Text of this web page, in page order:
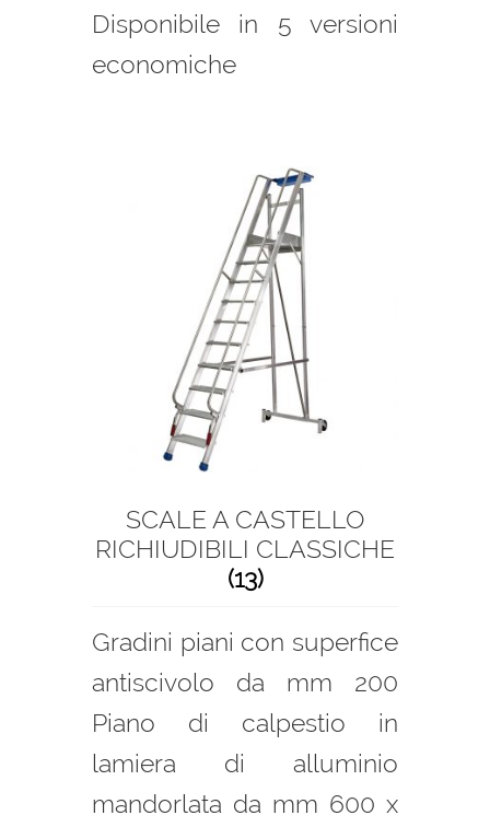
Disponibile in 5 versioni
economiche
SCALE A CASTELLO
RICHIUDIBILI CLASSICHE
(13)
Gradini piani con superfice
antiscivolo da mm 200
Piano di calpestio in
lamiera di alluminio
mandorlata da mm 600 x